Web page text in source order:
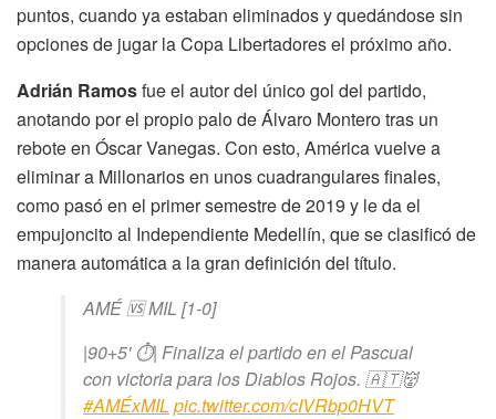
puntos, cuando ya estaban eliminados y quedándose sin
opciones de jugar la Copa Libertadores el próximo año.
Adrián Ramosfue el autor del único gol del partido,
anotando por el propio palo de Álvaro Montero tras un
rebote en Óscar Vanegas. Con esto, América vuelve a
eliminar a Millonarios en unos cuadrangulares finales,
como pasó en el primer semestre de 2019 y le da el
empujoncito al Independiente Medellín, que se clasificó de
manera automática a la gran definición del título.
AMÉ 🆚 MIL [1-0]
|90+5' ⏱| Finaliza el partido en el Pascual
con victoria para los Diablos Rojos. 🇦🇹👹
#AMÉxMIL pic.twitter.com/cIVRbp0HVT